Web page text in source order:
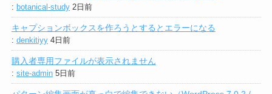
: botanical-study 2日前
キャプションボックスを作ろうとするとエラーになる
: denkitiyy 4日前
購入者専用ファイルが表示されません
: site-admin 5日前